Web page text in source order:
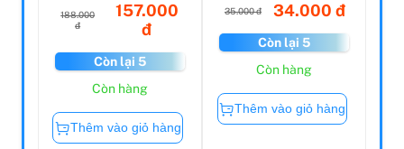
188.000
đ
157.000
đ
Còn lại 5
Còn hàng
Thêm vào giỏ hàng
35.000 đ 34.000 đ
Còn lại 5
Còn hàng
Thêm vào giỏ hàng